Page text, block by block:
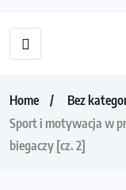
Home
Bez
Sport i motywacja w
biegaczy [cz. 2]